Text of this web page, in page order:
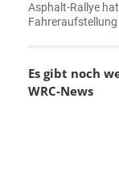
Asphalt-Rallye
Es gibt noch
WRC-News